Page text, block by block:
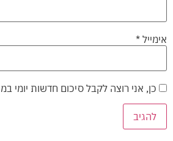
אימייל *
כן, אני רוצה לקבל סיכום חדשות יומי